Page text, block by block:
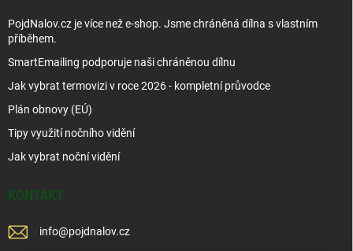
PojdNalov.cz je více než e-shop. Jsme chráněná dílna s vlastním
příběhem.
SmartEmailing podporuje naši chráněnou dílnu
Jak vybrat termovizi v roce 2026 - kompletní průvodce
Plán obnovy (EÚ)
Tipy využití nočního vidění
Jak vybrat noční vidění
KONTAKT
info@pojdnalov.cz